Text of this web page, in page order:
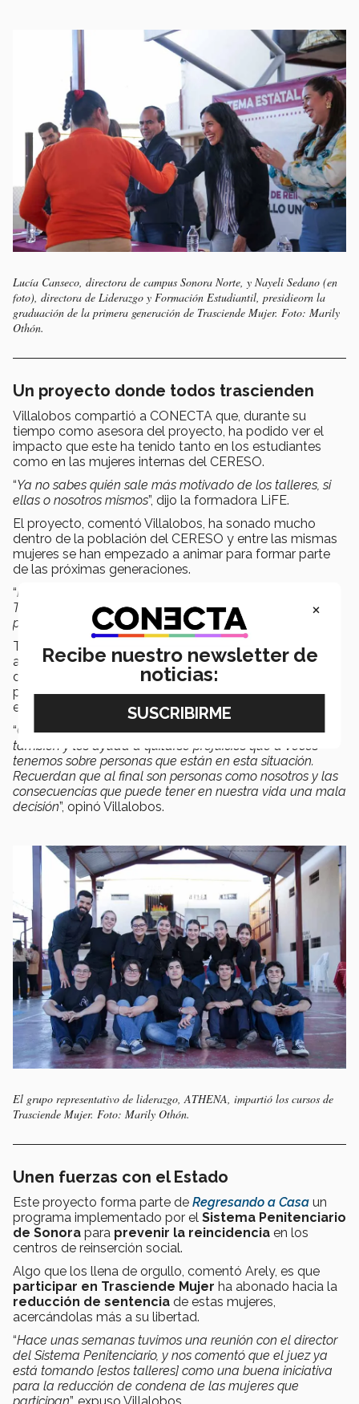
Lucía Canseco, directora de campus Sonora Norte, y Nayeli Sedano (en
foto), directora de Liderazgo y Formación Estudiantil, presidieorn la
graduación de la primera generación de Trasciende Mujer. Foto: Marily
Othón.
Un proyecto donde todos trascienden
Villalobos compartió a CONECTA que, durante su
tiempo como asesora del proyecto, ha podido ver el
impacto que este ha tenido tanto en los estudiantes
como en las mujeres internas del CERESO.
“Ya no sabes quién sale más motivado de los talleres, si
ellas o nosotros mismos”, dijo la formadora LiFE.
El proyecto, comentó Villalobos, ha sonado mucho
dentro de la población del CERESO y entre las mismas
mujeres se han empezado a animar para formar parte
de las próximas generaciones.
“Para ellas es aspiracional tener un reconocimiento del
Tec de Monterrey y además han hecho una conexión
padrísima con los estudiantes ”, explicó la académica.
Trasciende Mujer también es una oportunidad de
aprendizaje que los alumnos aprecian; incluso después
de completar sus horas de servicio social a través del
proyecto, hay muchos alumnos que deciden quedarse
en el equipo de trabajo.
“Creo que el ir [al CERESO] les genera mucha conciencia
también y les ayuda a quitarse prejuicios que a veces
tenemos sobre personas que están en esta situación.
Recuerdan que al final son personas como nosotros y las
consecuencias que puede tener en nuestra vida una mala
decisión”, opinó Villalobos.
El grupo representativo de liderazgo, ATHENA, impartió los cursos de
Trasciende Mujer. Foto: Marily Othón.
Unen fuerzas con el Estado
Este proyecto forma parte de Regresando a Casa un
programa implementado por el Sistema Penitenciario
de Sonora para prevenir la reincidencia en los
centros de reinserción social.
Algo que los llena de orgullo, comentó Arely, es que
participar en Trasciende Mujer ha abonado hacia la
reducción de sentencia de estas mujeres,
acercándolas más a su libertad.
“Hace unas semanas tuvimos una reunión con el director
del Sistema Penitenciario, y nos comentó que el juez ya
está tomando [estos talleres] como una buena iniciativa
para la reducción de condena de las mujeres que
×
Recibe nuestro newsletter de
noticias: